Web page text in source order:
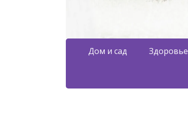
Дом и сад Здоровье